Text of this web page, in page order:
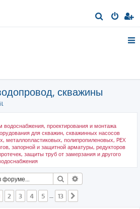
о
скважины
проектирования и монтажа
для скважин, скважинных насосов
металлопластиковых, полипропиленовых, PEX
запорной и защитной арматуры, редукторов
защиты труб от замерзания и другого
Поиск
из 13
2 3 4 5 … 13